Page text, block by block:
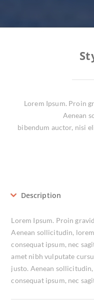
Lorem Ipsum. Proin
Aenean
bibendum auctor, nisi
Description
Lorem Ipsum. Proin
Aenean sollicitudin,
consequat ipsum, nec
amet nibh vulputate
justo. Aenean
consequat ipsum, nec